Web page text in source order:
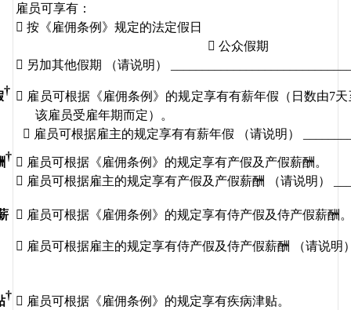
雇员可享有：
 按《雇佣条例》规定的法定假日
 公众假期
 另加其他假期 （请说明）
†  雇员可根据《雇佣条例》的规定享有有薪年假（日数由7天
该雇员受雇年期而定）。
 雇员可根据雇主的规定享有有薪年假 （请说明）
†  雇员可根据《雇佣条例》的规定享有产假及产假薪酬。
 雇员可根据雇主的规定享有产假及产假薪酬 （请说明）
 雇员可根据《雇佣条例》的规定享有侍产假及侍产假薪酬
 雇员可根据雇主的规定享有侍产假及侍产假薪酬 （请说明
†  雇员可根据《雇佣条例》的规定享有疾病津贴。